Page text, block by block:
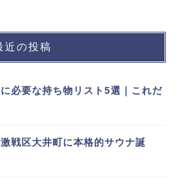
近の投稿
に必要な持ち物リスト5選｜これだ
戦区大井町に本格的サウナ誕